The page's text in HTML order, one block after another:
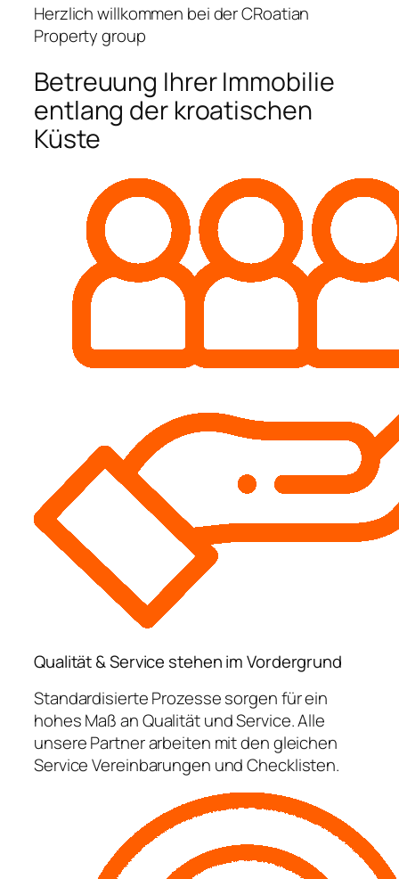
Herzlich willkommen bei der CRoatian
Property group
Betreuung Ihrer Immobilie
entlang der kroatischen
Küste
Qualität & Service stehen im Vordergrund
Standardisierte Prozesse sorgen für ein
hohes Maß an Qualität und Service. Alle
unsere Partner arbeiten mit den gleichen
Service Vereinbarungen und Checklisten.